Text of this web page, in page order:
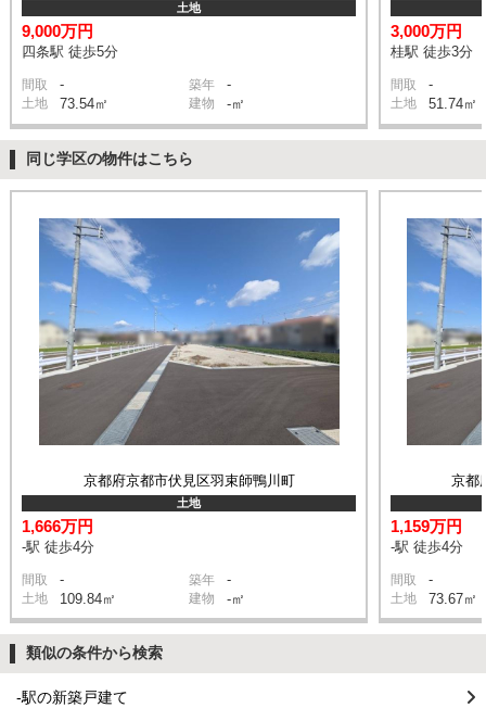
土地
9,000万円
四条駅 徒歩5分
間取 - 築年 -
土地 73.54㎡ 建物 -㎡
3,000万円
桂駅 徒歩3分
間取 -
土地 51.74㎡
同じ学区の物件はこちら
京都府京都市伏見区羽束師鴨川町
土地
1,666万円
-駅 徒歩4分
間取 - 築年 -
土地 109.84㎡ 建物 -㎡
京都
1,159万円
-駅 徒歩4分
間取 -
土地 73.67㎡
類似の条件から検索
-駅の新築戸建て